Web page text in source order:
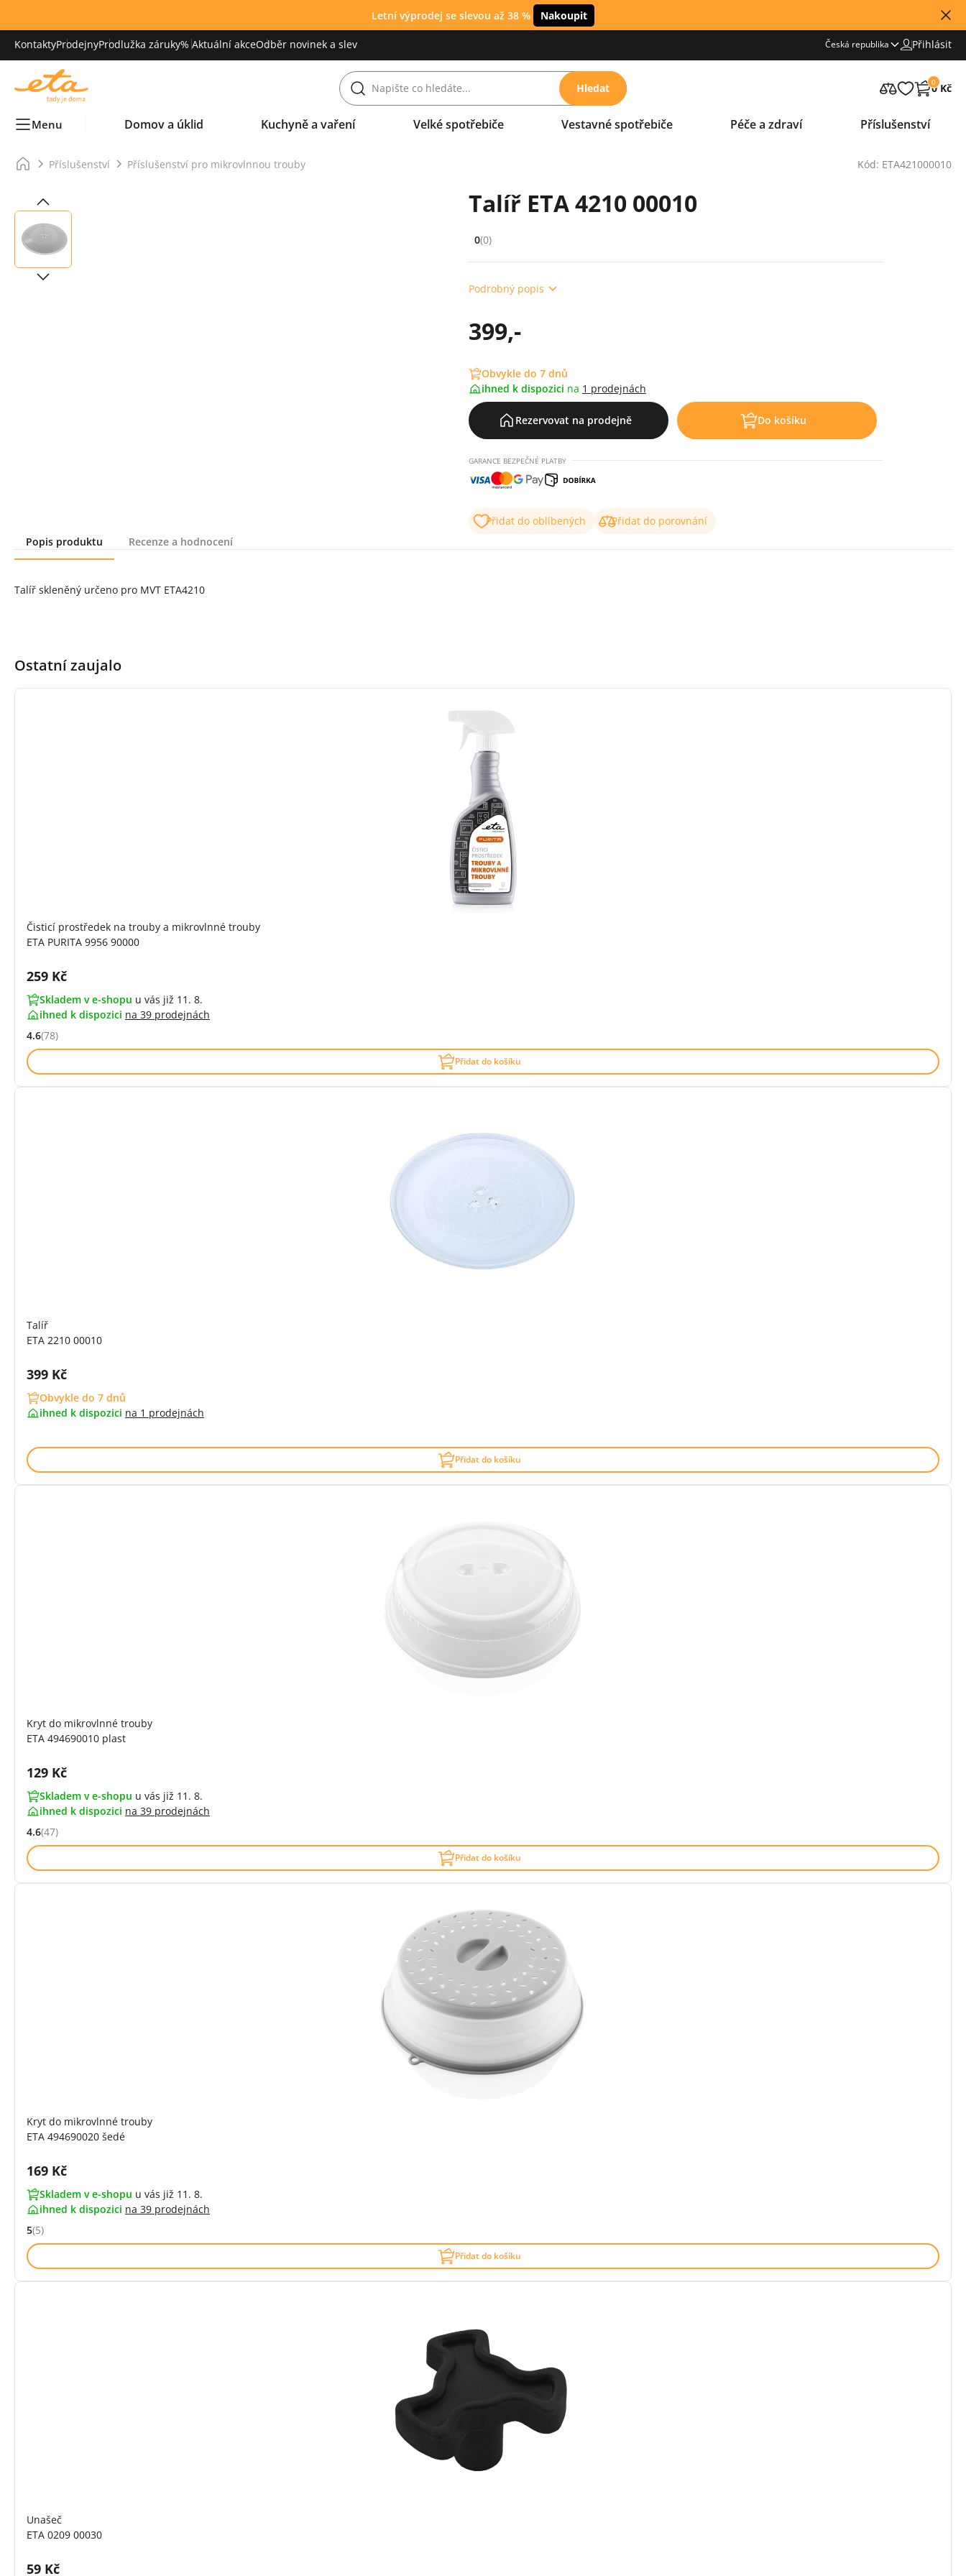
Letní výprodej se slevou až 38 % Nakoupit
KontaktyProdejnyProdlužka záruky% Aktuální akceOdběr novinek a slev Česká republika Přihlásit
Hledat 0
0 Kč
Menu Domov a úklid Kuchyně a vaření Velké spotřebiče Vestavné spotřebiče Péče a zdraví Příslušenství
Příslušenství Příslušenství pro mikrovlnnou trouby Kód: ETA421000010
Talíř ETA 4210 00010
Hodnocení: 0 z 5 (0 recenzí)
0(0)
Podrobný popis
399,-
Obvykle do 7 dnů
ihned k dispozici na 1 prodejnách
Rezervovat na prodejně Do košíku
GARANCE BEZPEČNÉ PLATBY
Přidat do oblíbených
Přidat do porovnání
Popis produktu
Recenze a hodnocení
Talíř skleněný určeno pro MVT ETA4210
Ostatní zaujalo
Čisticí prostředek na trouby a mikrovlnné trouby
ETA PURITA 9956 90000
Cena s DPH:
259 Kč
Skladem v e-shopu u vás již 11. 8.
ihned k dispozici na 39 prodejnách
Hodnocení: 4.6 z 5 (78 recenzí)
4.6(78)
Přidat do košíku
Talíř
ETA 2210 00010
Cena s DPH:
399 Kč
Obvykle do 7 dnů
ihned k dispozici na 1 prodejnách
Přidat do košíku
Kryt do mikrovlnné trouby
ETA 494690010 plast
Cena s DPH:
129 Kč
Skladem v e-shopu u vás již 11. 8.
ihned k dispozici na 39 prodejnách
Hodnocení: 4.6 z 5 (47 recenzí)
4.6(47)
Přidat do košíku
Kryt do mikrovlnné trouby
ETA 494690020 šedé
Cena s DPH:
169 Kč
Skladem v e-shopu u vás již 11. 8.
ihned k dispozici na 39 prodejnách
Hodnocení: 5 z 5 (5 recenzí)
5(5)
Přidat do košíku
Unašeč
ETA 0209 00030
Cena s DPH:
59 Kč